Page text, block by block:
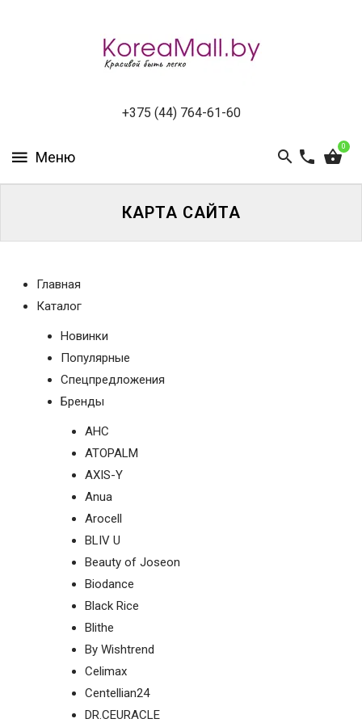
+375 (44) 764-61-60
0
СПЕЦПРЕДЛОЖЕНИЯ
ВСЕ
D
БРЕНДЫ
БРЕНДЫ
КОНТАКТЫ
ДОСТАВКА
ДИСКОНТНАЯ
ПРОГРАММА
МАГАЗИНЕ
КАРТА САЙТА
Главная
Каталог
Новинки
Популярные
Спецпредложения
Бренды
AHC
ATOPALM
AXIS-Y
Anua
Arocell
BLIV U
Beauty of Joseon
Biodance
Black Rice
Blithe
By Wishtrend
Celimax
Centellian24
DR.CEURACLE